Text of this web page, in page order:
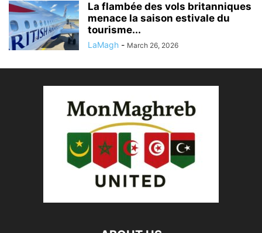
La flambée des vols britanniques
menace la saison estivale du
tourisme...
LaMagh - March 26, 2026